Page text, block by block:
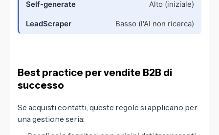
Alto (iniziale)
Basso (l'AI non ricerca)
Best practice per vendite B2B di
successo
Se acquisti contatti, queste regole si applicano per
una gestione seria: